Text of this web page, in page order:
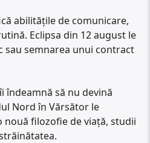
abilitățile de comunicare,
Eclipsa din 12 august le
sau semnarea unui contract
îndeamnă să nu devină
Nord în Vărsător le
nouă filozofie de viață, studii